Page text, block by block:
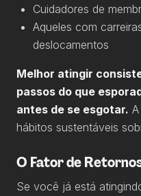
Cuidadores de
Aqueles com
deslocamentos
Melhor atingir
passos do que
antes de se esgotar.
hábitos sustentáveis
O Fator de
Se você já está